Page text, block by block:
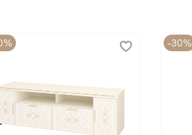
ВИТРА, Торговая марка DaVita
-30%